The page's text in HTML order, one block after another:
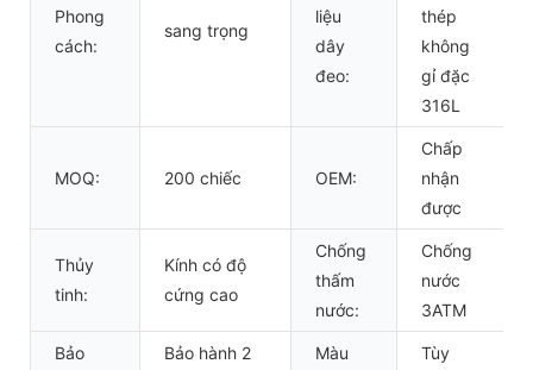
Phong
cách:
sang trọng
liệu
dây
đeo:
thép
không
gỉ đặc
316L
MOQ: 200 chiếc OEM:
Chấp
nhận
được
Thủy
tinh:
Kính có độ
cứng cao
Chống
thấm
nước:
Chống
nước
3ATM
Bảo
Bảo hành 2
Màu
Tùy